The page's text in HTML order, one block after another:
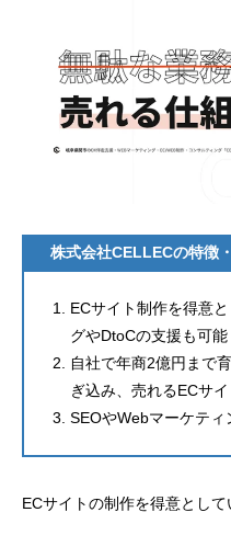
株式会社CELLECの特徴
ECサイト制作を得意
グやDtoCの支援も可能
自社で年商2億円まで
ぎ込み、売れるECサ
SEOやWebマーケテ
ECサイトの制作を得意として